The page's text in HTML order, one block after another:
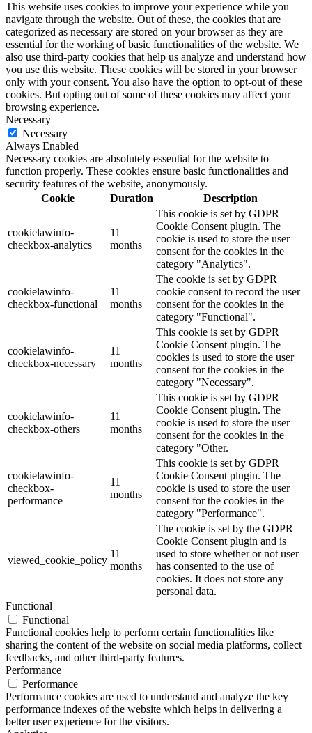
This website uses cookies to improve your experience while you
navigate through the website. Out of these, the cookies that are
categorized as necessary are stored on your browser as they are
essential for the working of basic functionalities of the website. We
also use third-party cookies that help us analyze and understand how
you use this website. These cookies will be stored in your browser
only with your consent. You also have the option to opt-out of these
cookies. But opting out of some of these cookies may affect your
browsing experience.
Necessary
Necessary
Always Enabled
Necessary cookies are absolutely essential for the website to
function properly. These cookies ensure basic functionalities and
security features of the website, anonymously.
Cookie
Duration Description
cookielawinfo-
checkbox-analytics
11
months
This cookie is set by GDPR
Cookie Consent plugin. The
cookie is used to store the user
consent for the cookies in the
category "Analytics".
cookielawinfo-
checkbox-functional
11
months
The cookie is set by GDPR
cookie consent to record the user
consent for the cookies in the
category "Functional".
cookielawinfo-
checkbox-necessary
11
months
This cookie is set by GDPR
Cookie Consent plugin. The
cookies is used to store the user
consent for the cookies in the
category "Necessary".
cookielawinfo-
checkbox-others
11
months
This cookie is set by GDPR
Cookie Consent plugin. The
cookie is used to store the user
consent for the cookies in the
category "Other.
cookielawinfo-
checkbox-
performance
11
months
This cookie is set by GDPR
Cookie Consent plugin. The
cookie is used to store the user
consent for the cookies in the
category "Performance".
viewed_cookie_policy
11
months
The cookie is set by the GDPR
Cookie Consent plugin and is
used to store whether or not user
has consented to the use of
cookies. It does not store any
personal data.
Functional
Functional
Functional cookies help to perform certain functionalities like
sharing the content of the website on social media platforms, collect
feedbacks, and other third-party features.
Performance
Performance
Performance cookies are used to understand and analyze the key
performance indexes of the website which helps in delivering a
better user experience for the visitors.